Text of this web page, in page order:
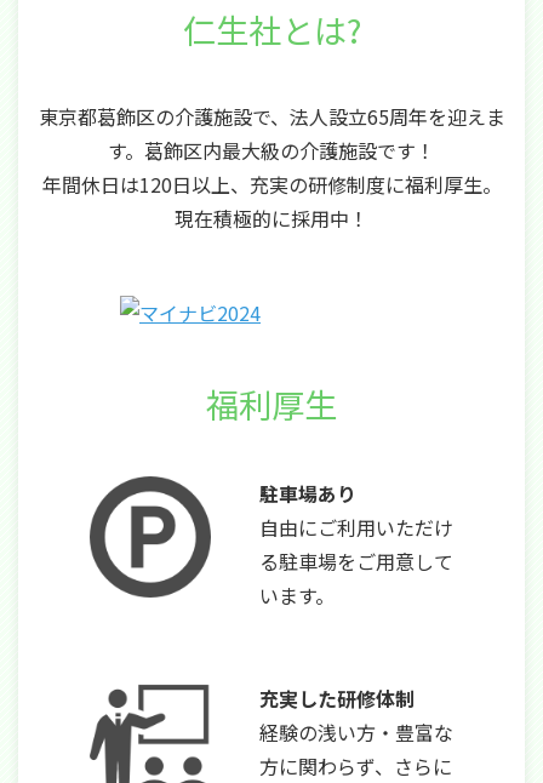
仁生社とは?
東京都葛飾区の介護施設で、法人設立65周年を迎えま
す。葛飾区内最大級の介護施設です！
年間休日は120日以上、充実の研修制度に福利厚生。
現在積極的に採用中！
福利厚生
駐車場あり
自由にご利用いただけ
る駐車場をご用意して
います。
充実した研修体制
経験の浅い方・豊富な
方に関わらず、さらに